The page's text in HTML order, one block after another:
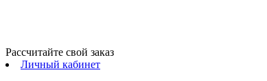
Рассчитайте свой заказ
Личный кабинет